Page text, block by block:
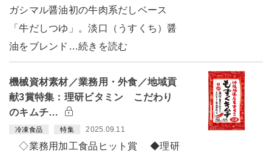
ガシマル醤油初の牛肉系だしベース
「牛だしつゆ」。淡口（うすくち）醤
油をブレンド…続きを読む
機械資材素材／業務用・外食／地域貢
献3賞特集：理研ビタミン こだわり
のキムチ…
冷凍食品 特集 2025.09.11
◇業務用加工食品ヒット賞 ◆理研